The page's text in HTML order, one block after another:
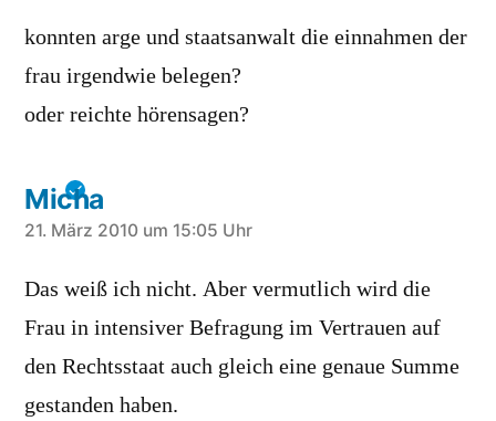
konnten arge und staatsanwalt die einnahmen der
frau irgendwie belegen?
oder reichte hörensagen?
Micha
schreibt:
21. März 2010 um 15:05 Uhr
Das weiß ich nicht. Aber vermutlich wird die
Frau in intensiver Befragung im Vertrauen auf
den Rechtsstaat auch gleich eine genaue Summe
gestanden haben.